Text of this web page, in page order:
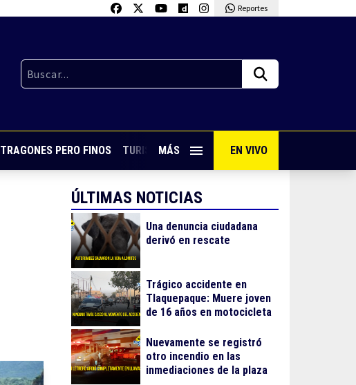
Reportes
TRAGONES PERO FINOS TURISMO CON SABOR VIVE PUERTO VALLARTA
MÁS EN VIVO
ÚLTIMAS NOTICIAS
Una denuncia ciudadana
derivó en rescate
Trágico accidente en
Tlaquepaque: Muere joven
de 16 años en motocicleta
Nuevamente se registró
otro incendio en las
inmediaciones de la plaza